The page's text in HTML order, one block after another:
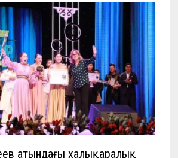
атындағы халықаралық